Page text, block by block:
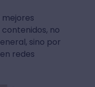
no
sino por
redes